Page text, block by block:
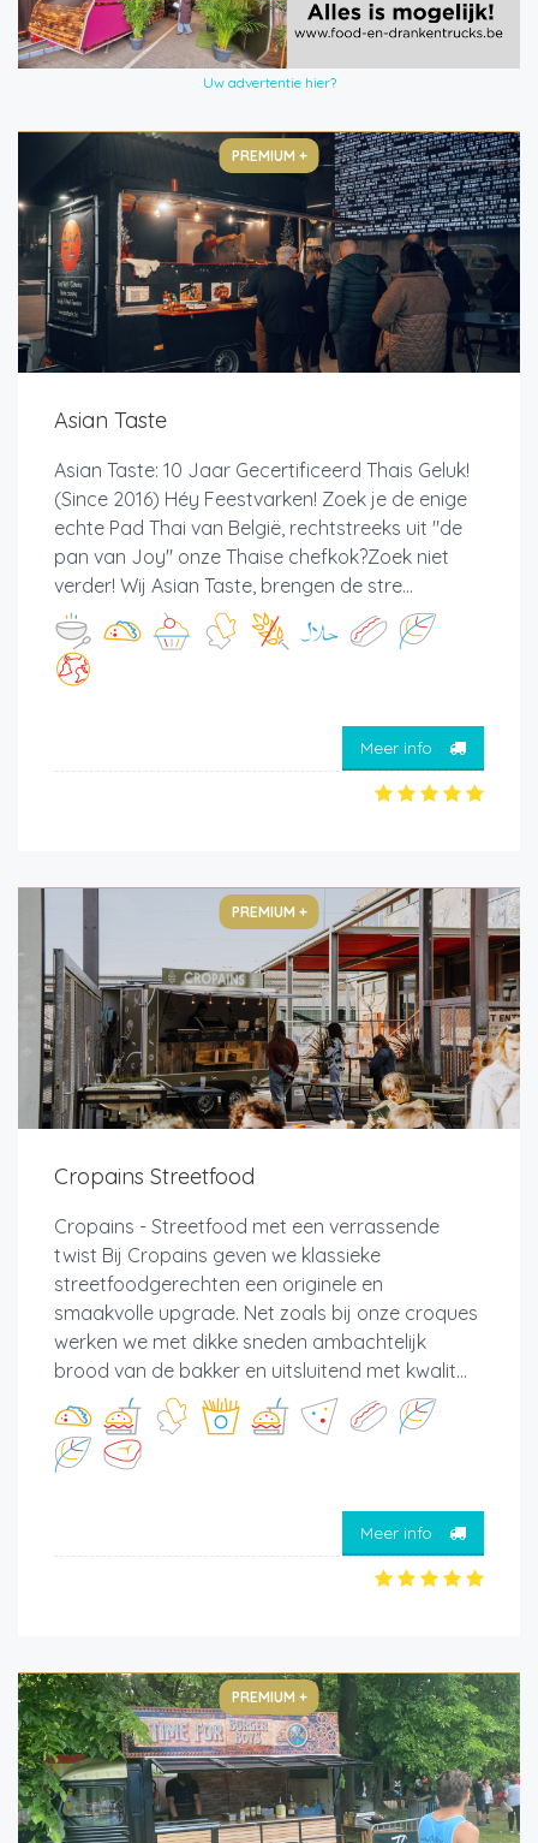
Uw advertentie hier?
PREMIUM +
Asian Taste
Asian Taste: 10 Jaar Gecertificeerd Thais Geluk!
(Since 2016) Héy Feestvarken! Zoek je de enige
echte Pad Thai van België, rechtstreeks uit "de
pan van Joy" onze Thaise chefkok?Zoek niet
verder! Wij Asian Taste, brengen de stre...
Meer info
PREMIUM +
Cropains Streetfood
Cropains - Streetfood met een verrassende
twist Bij Cropains geven we klassieke
streetfoodgerechten een originele en
smaakvolle upgrade. Net zoals bij onze croques
werken we met dikke sneden ambachtelijk
brood van de bakker en uitsluitend met kwalit...
Meer info
PREMIUM +